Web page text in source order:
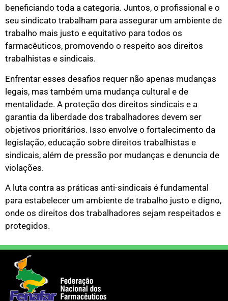
beneficiando toda a categoria. Juntos, o profissional e o
seu sindicato trabalham para assegurar um ambiente de
trabalho mais justo e equitativo para todos os
farmacêuticos, promovendo o respeito aos direitos
trabalhistas e sindicais.
Enfrentar esses desafios requer não apenas mudanças
legais, mas também uma mudança cultural e de
mentalidade. A proteção dos direitos sindicais e a
garantia da liberdade dos trabalhadores devem ser
objetivos prioritários. Isso envolve o fortalecimento da
legislação, educação sobre direitos trabalhistas e
sindicais, além de pressão por mudanças e denuncia de
violações.
A luta contra as práticas anti-sindicais é fundamental
para estabelecer um ambiente de trabalho justo e digno,
onde os direitos dos trabalhadores sejam respeitados e
protegidos.